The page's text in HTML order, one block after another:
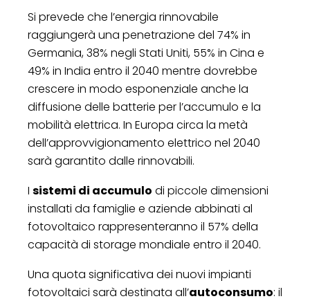
Si prevede che l’energia rinnovabile
raggiungerà una penetrazione del 74% in
Germania, 38% negli Stati Uniti, 55% in Cina e
49% in India entro il 2040 mentre dovrebbe
crescere in modo esponenziale anche la
diffusione delle batterie per l’accumulo e la
mobilità elettrica. In Europa circa la metà
dell’approvvigionamento elettrico nel 2040
sarà garantito dalle rinnovabili.
I sistemi di accumulo di piccole dimensioni
installati da famiglie e aziende abbinati al
fotovoltaico rappresenteranno il 57% della
capacità di storage mondiale entro il 2040.
Una quota significativa dei nuovi impianti
fotovoltaici sarà destinata all’autoconsumo: il